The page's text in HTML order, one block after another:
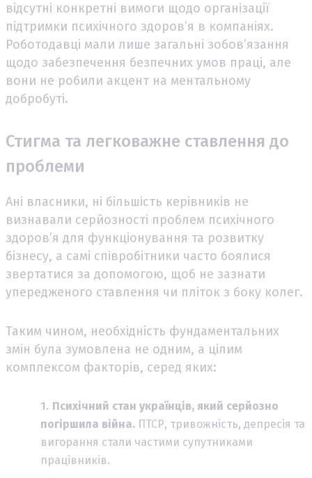
відсутні конкретні вимоги щодо організації
підтримки психічного здоров’я в компаніях.
Роботодавці мали лише загальні зобов’язання
щодо забезпечення безпечних умов праці, але
вони не робили акцент на ментальному
добробуті.
Стигма та легковажне ставлення до
проблеми
Ані власники, ні більшість керівників не
визнавали серйозності проблем психічного
здоров’я для функціонування та розвитку
бізнесу, а самі співробітники часто боялися
звертатися за допомогою, щоб не зазнати
упередженого ставлення чи пліток з боку колег.
Таким чином, необхідність фундаментальних
змін була зумовлена не одним, а цілим
комплексом факторів, серед яких:
Психічний стан українців, який серйозно
погіршила війна. ПТСР, тривожність, депресія та
вигорання стали частими супутниками
працівників.